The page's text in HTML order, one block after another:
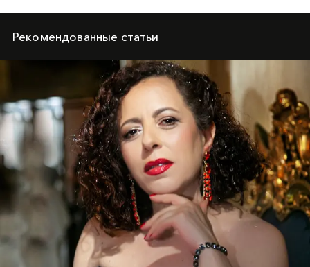
Рекомендованные статьи